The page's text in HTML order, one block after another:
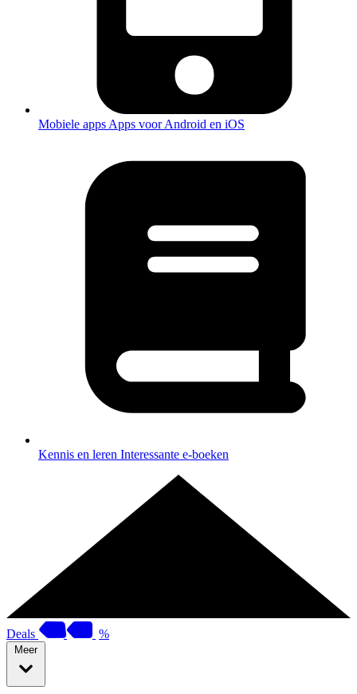
Mobiele apps Apps voor Android en iOS
Kennis en leren Interessante e-boeken
Deals %
Meer